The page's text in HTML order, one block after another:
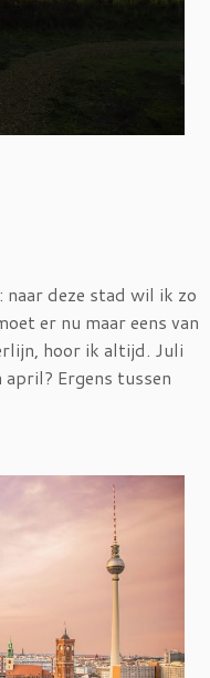
naar deze stad wil ik zo
er nu maar eens van
hoor ik altijd. Juli
Ergens tussen